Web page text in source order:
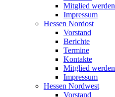
Mitglied werden
Impressum
Hessen Nordost
Vorstand
Berichte
Termine
Kontakte
Mitglied werden
Impressum
Hessen Nordwest
Vorstand